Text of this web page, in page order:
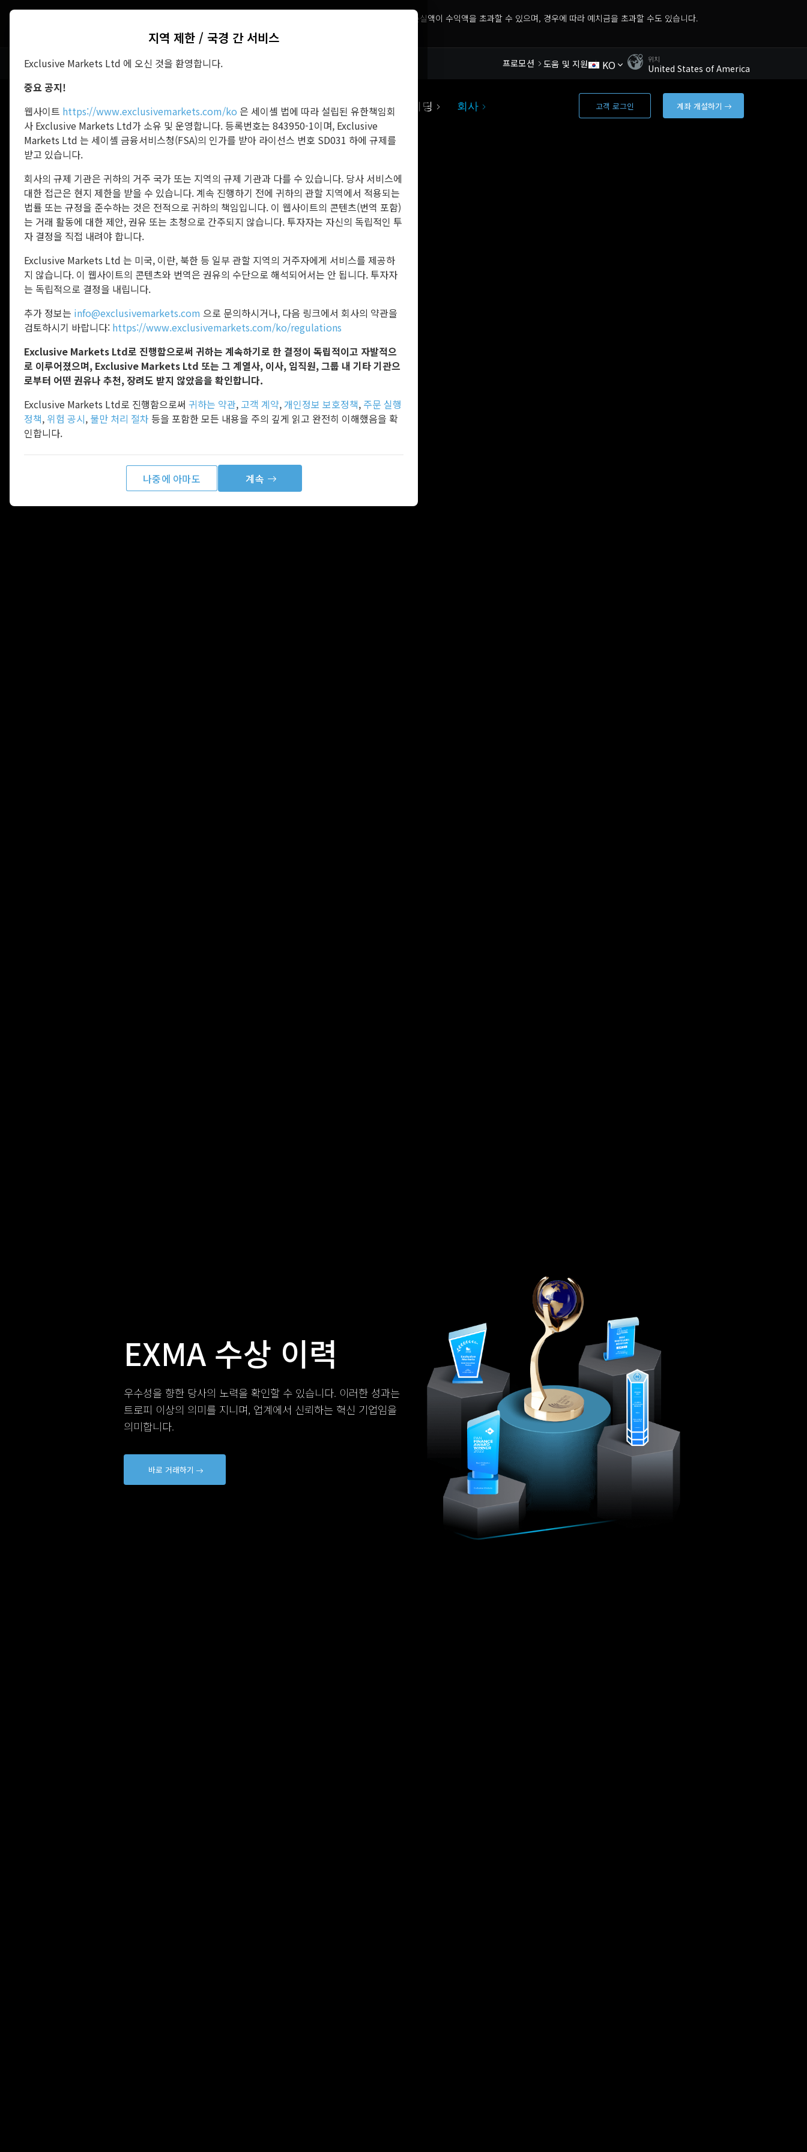
CFD는 지식과 이해가 필요한 복잡한 금융 상품입니다. 그 가치는 크게 변동할 수 있습니다. 손실액이 수익액을 초과할 수 있으며, 경우에 따라 예치금을 초과할 수도 있습니다.
파트너 지금 자금 지원받기 프로모션 도움 및 지원 KO 위치
United States of America
트레이딩 마켓 소셜 트레이딩 회사 고객 로그인 계좌 개설하기
EXMA 수상 이력
우수성을 향한 당사의 노력을 확인할 수 있습니다. 이러한 성과는
트로피 이상의 의미를 지니며, 업계에서 신뢰하는 혁신 기업임을
의미합니다.
바로 거래하기
지역 제한 / 국경 간 서비스
Exclusive Markets Ltd 에 오신 것을 환영합니다.
중요 공지!
웹사이트 https://www.exclusivemarkets.com/ko 은 세이셸 법에 따라 설립된 유한책임회
사 Exclusive Markets Ltd가 소유 및 운영합니다. 등록번호는 843950-1이며, Exclusive
Markets Ltd 는 세이셸 금융서비스청(FSA)의 인가를 받아 라이선스 번호 SD031 하에 규제를
받고 있습니다.
회사의 규제 기관은 귀하의 거주 국가 또는 지역의 규제 기관과 다를 수 있습니다. 당사 서비스에
대한 접근은 현지 제한을 받을 수 있습니다. 계속 진행하기 전에 귀하의 관할 지역에서 적용되는
법률 또는 규정을 준수하는 것은 전적으로 귀하의 책임입니다. 이 웹사이트의 콘텐츠(번역 포함)
는 거래 활동에 대한 제안, 권유 또는 초청으로 간주되지 않습니다. 투자자는 자신의 독립적인 투
자 결정을 직접 내려야 합니다.
Exclusive Markets Ltd 는 미국, 이란, 북한 등 일부 관할 지역의 거주자에게 서비스를 제공하
지 않습니다. 이 웹사이트의 콘텐츠와 번역은 권유의 수단으로 해석되어서는 안 됩니다. 투자자
는 독립적으로 결정을 내립니다.
추가 정보는 info@exclusivemarkets.com 으로 문의하시거나, 다음 링크에서 회사의 약관을
검토하시기 바랍니다: https://www.exclusivemarkets.com/ko/regulations
Exclusive Markets Ltd로 진행함으로써 귀하는 계속하기로 한 결정이 독립적이고 자발적으
로 이루어졌으며, Exclusive Markets Ltd 또는 그 계열사, 이사, 임직원, 그룹 내 기타 기관으
로부터 어떤 권유나 추천, 장려도 받지 않았음을 확인합니다.
Exclusive Markets Ltd로 진행함으로써 귀하는 약관, 고객 계약,개인정보 보호정책, 주문 실행
정책, 위험 공시, 불만 처리 절차 등을 포함한 모든 내용을 주의 깊게 읽고 완전히 이해했음을 확
인합니다.
나중에 아마도 계속